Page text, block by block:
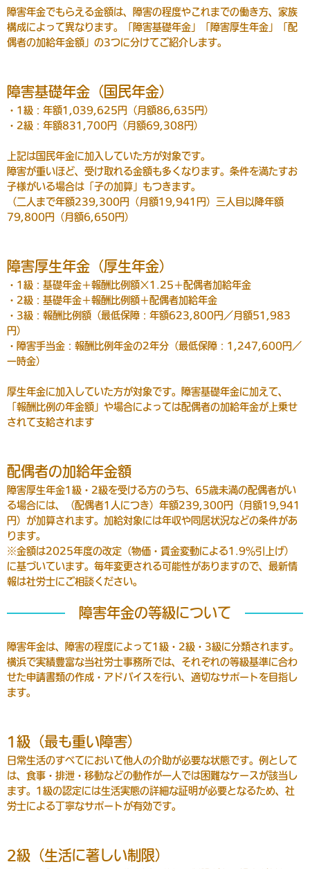
障害年金でもらえる金額は、障害の程度やこれまでの働き方、家族
構成によって異なります。「障害基礎年金」「障害厚生年金」「配
偶者の加給年金額」の3つに分けてご紹介します。
障害基礎年金（国民年金）
・1級：年額1,039,625円（月額86,635円）
・2級：年額831,700円（月額69,308円）
上記は国民年金に加入していた方が対象です。
障害が重いほど、受け取れる金額も多くなります。条件を満たすお
子様がいる場合は「子の加算」もつきます。
（二人まで年額239,300円（月額19,941円）三人目以降年額
79,800円（月額6,650円）
障害厚生年金（厚生年金）
・1級：基礎年金＋報酬比例額×1.25＋配偶者加給年金
・2級：基礎年金＋報酬比例額＋配偶者加給年金
・3級：報酬比例額（最低保障：年額623,800円／月額51,983
円）
・障害手当金：報酬比例年金の2年分（最低保障：1,247,600円／
一時金）
厚生年金に加入していた方が対象です。障害基礎年金に加えて、
「報酬比例の年金額」や場合によっては配偶者の加給年金が上乗せ
されて支給されます
配偶者の加給年金額
障害厚生年金1級・2級を受ける方のうち、65歳未満の配偶者がい
る場合には、（配偶者1人につき）年額239,300円（月額19,941
円）が加算されます。加給対象には年収や同居状況などの条件があ
ります。
※金額は2025年度の改定（物価・賃金変動による1.9％引上げ）
に基づいています。毎年変更される可能性がありますので、最新情
報は社労士にご相談ください。
障害年金の等級について
障害年金は、障害の程度によって1級・2級・3級に分類されます。
横浜で実績豊富な当社労士事務所では、それぞれの等級基準に合わ
せた申請書類の作成・アドバイスを行い、適切なサポートを目指し
ます。
1級（最も重い障害）
日常生活のすべてにおいて他人の介助が必要な状態です。例として
は、食事・排泄・移動などの動作が一人では困難なケースが該当し
ます。1級の認定には生活実態の詳細な証明が必要となるため、社
労士による丁寧なサポートが有効です。
2級（生活に著しい制限）